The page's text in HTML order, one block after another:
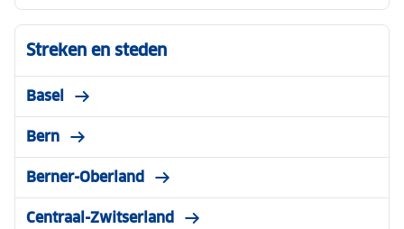
Streken en steden
Basel
Bern
Berner-Oberland
Centraal-Zwitserland